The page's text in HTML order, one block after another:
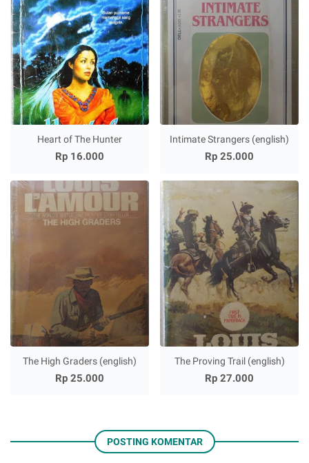
Heart of The Hunter
Rp 16.000
Intimate Strangers (english)
Rp 25.000
The High Graders (english)
Rp 25.000
The Proving Trail (english)
Rp 27.000
POSTING KOMENTAR